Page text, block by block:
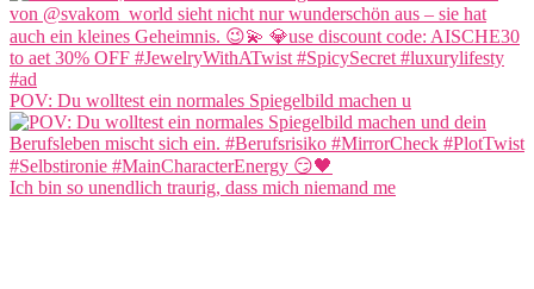
POV: Du wolltest ein normales Spiegelbild machen u
Ich bin so unendlich traurig, dass mich niemand me